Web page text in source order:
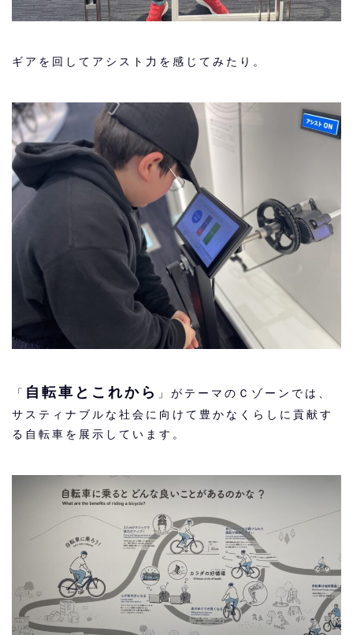
ギアを回してアシスト力を感じてみたり。
「 自転車とこれから
」がテーマのＣゾーンでは、
サスティナブルな社会に向けて豊かなくらしに貢献す
る自転車を展示しています。